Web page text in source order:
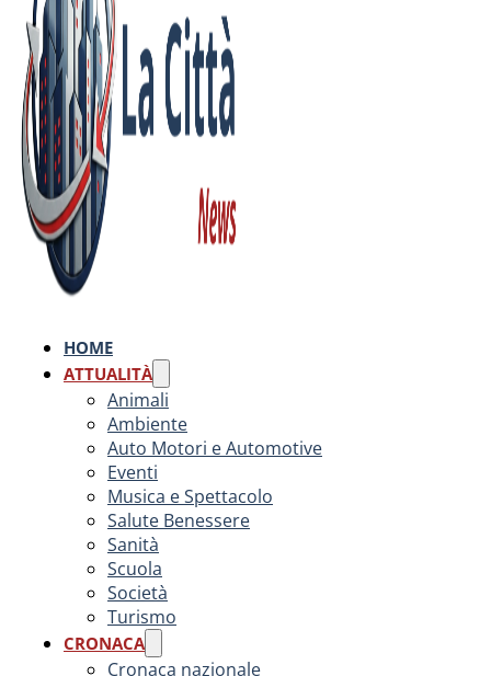
HOME
ATTUALITÀ
Animali
Ambiente
Auto Motori e Automotive
Eventi
Musica e Spettacolo
Salute Benessere
Sanità
Scuola
Società
Turismo
CRONACA
Cronaca nazionale